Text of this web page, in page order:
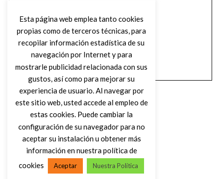
VOLVER AL INICIO
Esta página web emplea tanto cookies
propias como de terceros técnicas, para
recopilar información estadística de su
navegación por Internet y para
mostrarle publicidad relacionada con sus
gustos, así como para mejorar su
experiencia de usuario. Al navegar por
este sitio web, usted accede al empleo de
estas cookies. Puede cambiar la
configuración de su navegador para no
aceptar su instalación u obtener más
información en nuestra política de
cookies
Aceptar Nuestra Política